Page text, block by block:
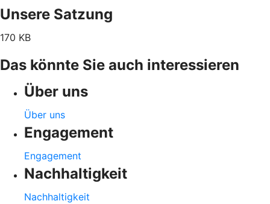
Unsere Satzung
170 KB
Das könnte Sie auch interessieren
Über uns
Über uns
Engagement
Engagement
Nachhaltigkeit
Nachhaltigkeit